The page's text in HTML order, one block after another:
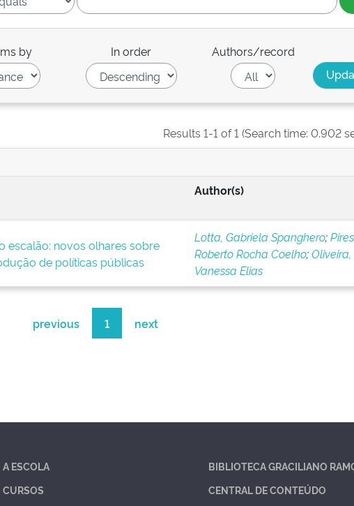
by In order Authors/record
Results 1-1 of 1 (Search time: 0.902
Author(s)
escalão: novos olhares sobre
de políticas públicas
Lotta, Gabriela Spanghero;
Roberto Rocha Coelho;Oliveira,
Vanessa Elias
previous 1 next
A ESCOLA
CURSOS
BIBLIOTECA GRACILIANO
CENTRAL DE CONTEÚDO